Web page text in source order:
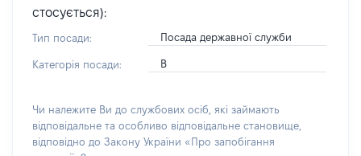
стосується):
Тип посади: Посада державної служби
Категорія посади: В
Чи належите Ви до службових осіб, які займають
відповідальне та особливо відповідальне становище,
відповідно до Закону України «Про запобігання